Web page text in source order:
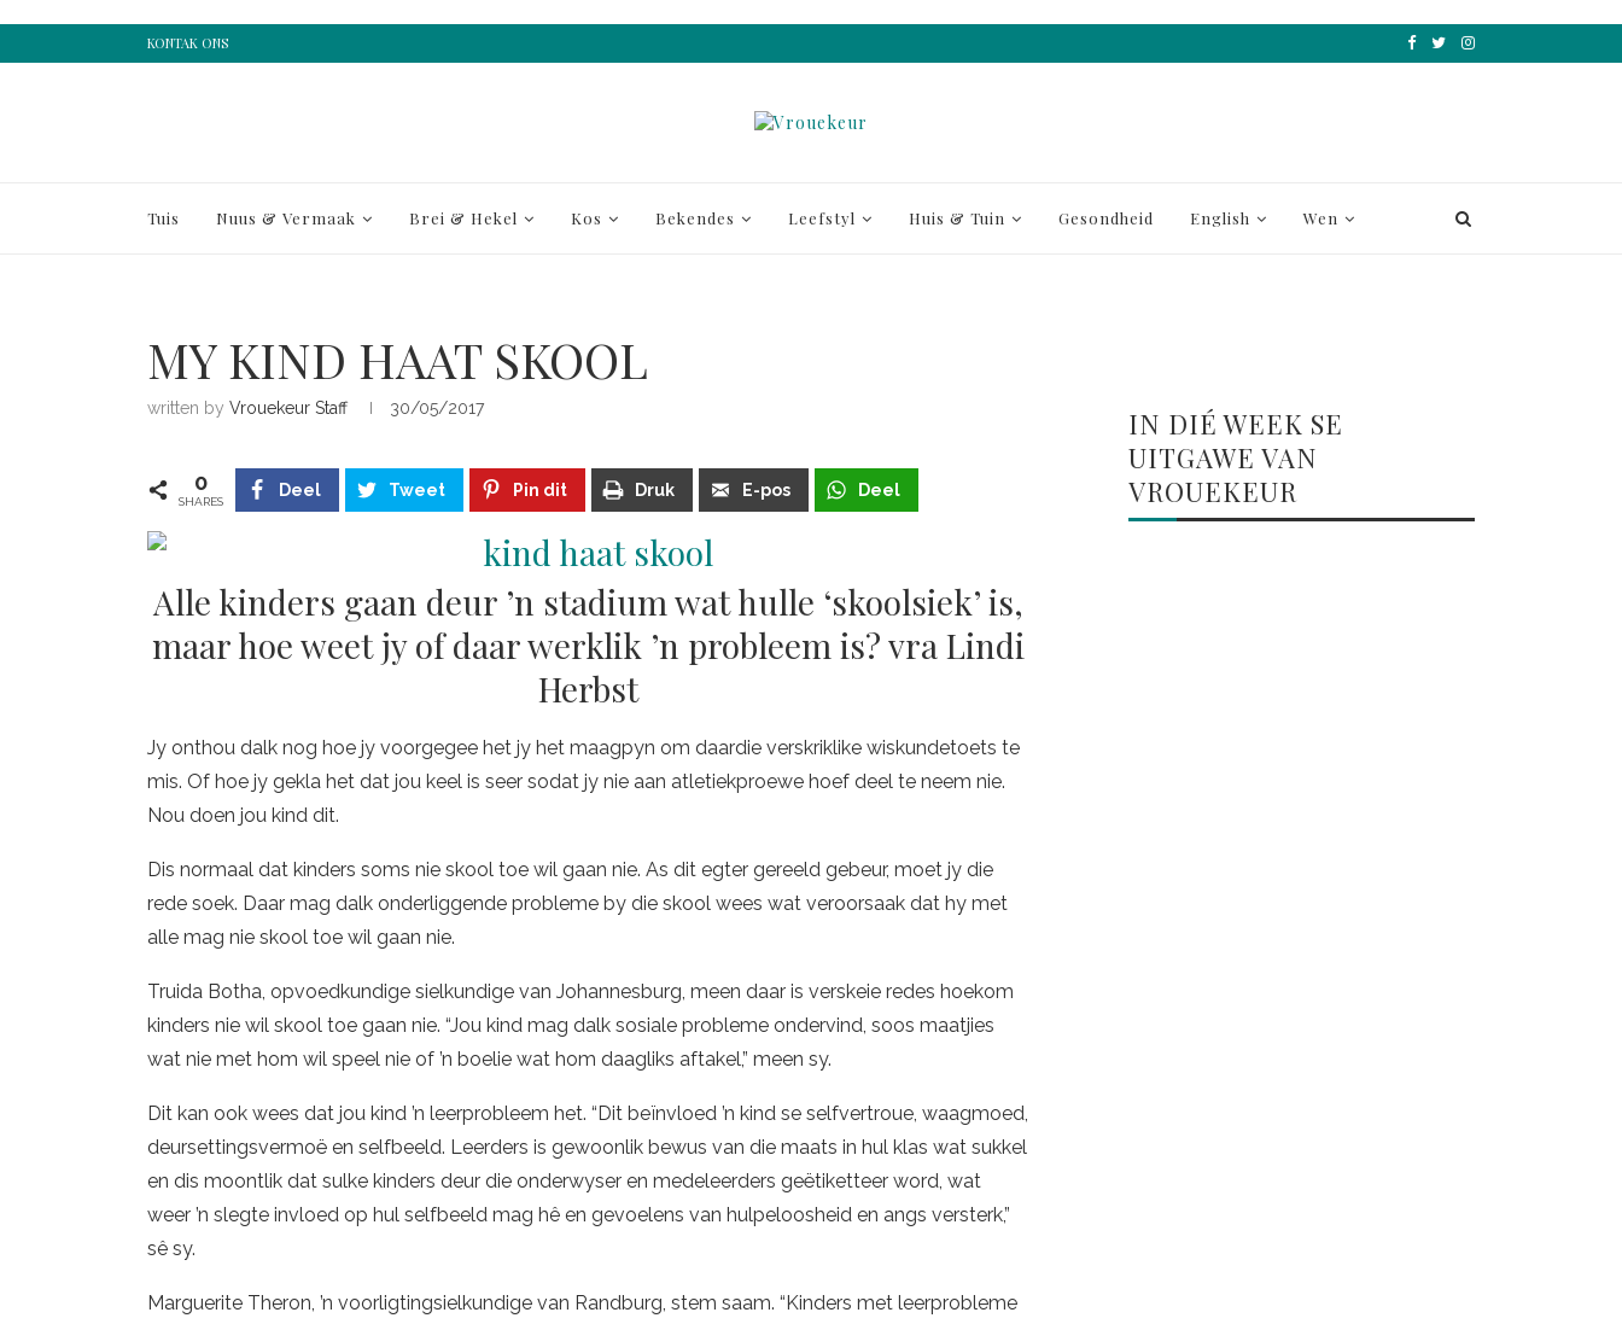
KONTAK ONS
Tuis Nuus & Vermaak Brei & Hekel Kos Bekendes Leefstyl Huis & Tuin Gesondheid English Wen
MY KIND HAAT SKOOL
written by Vrouekeur Staff 30/05/2017
0
SHARES
Deel Tweet Pin dit Druk E-pos Deel
Alle kinders gaan deur ’n stadium wat hulle ‘skoolsiek’ is,
maar hoe weet jy of daar werklik ’n probleem is? vra Lindi
Herbst
Jy onthou dalk nog hoe jy voorgegee het jy het maagpyn om daardie verskriklike wiskundetoets te
mis. Of hoe jy gekla het dat jou keel is seer sodat jy nie aan atletiekproewe hoef deel te neem nie.
Nou doen jou kind dit.
Dis normaal dat kinders soms nie skool toe wil gaan nie. As dit egter gereeld gebeur, moet jy die
rede soek. Daar mag dalk onderliggende probleme by die skool wees wat veroorsaak dat hy met
alle mag nie skool toe wil gaan nie.
Truida Botha, opvoedkundige sielkundige van Johannesburg, meen daar is verskeie redes hoekom
kinders nie wil skool toe gaan nie. “Jou kind mag dalk sosiale probleme ondervind, soos maatjies
wat nie met hom wil speel nie of ’n boelie wat hom daagliks aftakel,” meen sy.
Dit kan ook wees dat jou kind ’n leerprobleem het. “Dit beïnvloed ’n kind se selfvertroue, waagmoed,
deursettingsvermoë en selfbeeld. Leerders is gewoonlik bewus van die maats in hul klas wat sukkel
en dis moontlik dat sulke kinders deur die onderwyser en medeleerders geëtiketteer word, wat
weer ’n slegte invloed op hul selfbeeld mag hê en gevoelens van hulpeloosheid en angs versterk,”
sê sy.
Marguerite Theron, ’n voorligtingsielkundige van Randburg, stem saam. “Kinders met leerprobleme
IN DIÉ WEEK SE
UITGAWE VAN
VROUEKEUR